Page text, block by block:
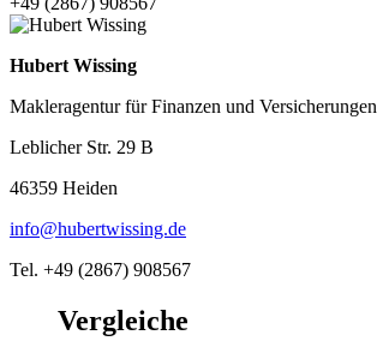
Hubert Wissing
Makleragentur für Finanzen und Versicherungen
Leblicher Str. 29 B
46359 Heiden
info@hubertwissing.de
Tel. +49 (2867) 908567
Vergleiche